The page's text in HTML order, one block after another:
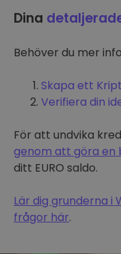
Dina
Behöver du mer
Skapa ett
Verifiera din
För att undvika
genom att göra en
ditt EURO saldo.
Lär dig grunderna i
frågor här.